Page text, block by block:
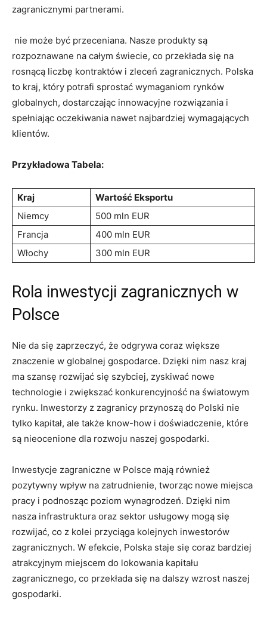
zagranicznymi partnerami.
⁣ nie może ⁤być‌ przeceniana. Nasze produkty są
rozpoznawane na całym świecie, co przekłada się na
rosnącą liczbę‌ kontraktów i zleceń zagranicznych. Polska
to kraj, który potrafi sprostać wymaganiom rynków
globalnych, dostarczając innowacyjne rozwiązania i
spełniając ⁣oczekiwania ‍nawet najbardziej wymagających
klientów.
Przykładowa Tabela:
Kraj
Wartość Eksportu
Niemcy
500 mln EUR
Francja
400⁤ mln EUR
Włochy
300 mln EUR
Rola ​inwestycji zagranicznych w
Polsce
Nie da się zaprzeczyć, że odgrywa coraz większe
znaczenie ⁣w globalnej gospodarce. Dzięki⁤ nim nasz kraj
⁤ma szansę rozwijać się szybciej, zyskiwać nowe
technologie ⁣i zwiększać konkurencyjność na światowym
rynku. Inwestorzy z zagranicy przynoszą do Polski ⁣nie
tylko kapitał, ale także know-how i doświadczenie,​ które
są nieocenione dla rozwoju naszej gospodarki.
Inwestycje ⁣zagraniczne w Polsce mają również
pozytywny wpływ na zatrudnienie, tworząc nowe miejsca
‍pracy i podnosząc poziom wynagrodzeń. Dzięki nim​
nasza infrastruktura oraz sektor usługowy mogą się
rozwijać, co z kolei przyciąga kolejnych inwestorów
zagranicznych.​ W efekcie, Polska staje się coraz bardziej
atrakcyjnym miejscem do lokowania kapitału
zagranicznego, ‌co przekłada się na dalszy wzrost naszej
gospodarki.